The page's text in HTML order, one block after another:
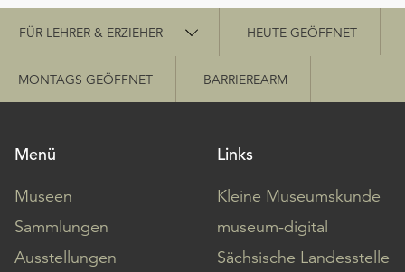
Schnellzugriff
FÜR LEHRER & ERZIEHER HEUTE GEÖFFNET
MONTAGS GEÖFFNET BARRIEREARM
Menü
Museen
Sammlungen
Ausstellungen
Links
Kleine Museumskunde
museum-digital
Sächsische Landesstelle